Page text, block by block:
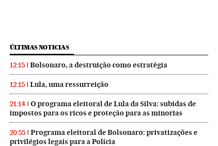
ÚLTIMAS NOTICIAS
12:15 Bolsonaro, a destruição como estratégia
12:15 Lula, uma ressurreição
21:14
O programa eleitoral de Lula da Silva: subidas de
impostos para os ricos e proteção para as minorias
20:55
Programa eleitoral de Bolsonaro: privatizações e
privilégios legais para a Polícia